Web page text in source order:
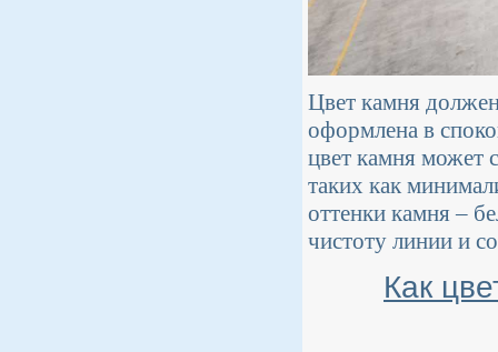
Цвет камня
оформлена в
цвет камня может
таких как
оттенки камня –
чистоту линии и
Как